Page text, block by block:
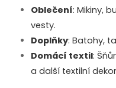
Oblečení: Mikiny,
vesty.
Doplňky: Batohy,
Domácí textil:
a další textilní